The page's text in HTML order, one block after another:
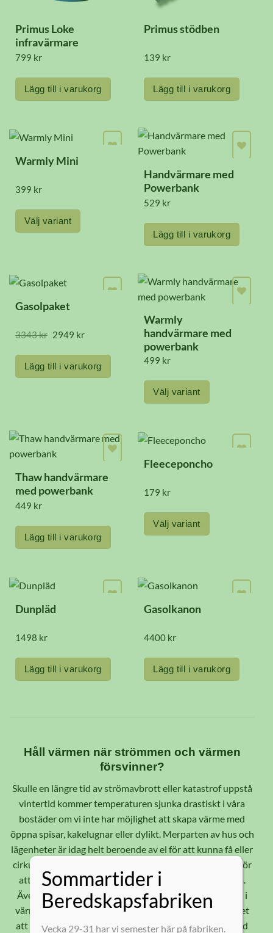
Primus Loke
infravärmare
799 kr
Lägg till i varukorg
Primus stödben
139 kr
Lägg till i varukorg
Warmly Mini
399 kr
Välj variant
produkten
flera
De
olika
alternativen
produktsidan
Handvärmare med
Powerbank
529 kr
Lägg till i varukorg
Gasolpaket
3343kr Det
priset
var:
3343 kr.
2949 krDet
priset
är:
2949 kr.
Lägg till i varukorg
Warmly
handvärmare med
powerbank
499 kr
Välj variant
produkten
har
De
olika
väljas
produktsidan
Thaw handvärmare
med powerbank
449 kr
Lägg till i varukorg
Fleeceponcho
179 kr
Välj variant
produkten
flera
olika
alternativen
produktsidan
Dunpläd
1498 kr
Lägg till i varukorg
Gasolkanon
4400 kr
Lägg till i varukorg
Håll värmen när strömmen och värmen
försvinner?
Skulle en längre tid av strömavbrott eller katastrof uppstå
vintertid kommer temperaturen sjunka drastiskt i våra
bostäder om vi inte har möjlighet att skapa värme med
öppna spisar, kakelugnar eller dylikt. Merparten av hus och
lägenheter är idag helt beroende av el för att kunna få eller
cirkulera värme. För fjärrvärme krävs eldrivna pumpar för
att pumpa ut värmen till bostäderna och lägenheterna.
Även om vi har välisolerade hus så kommer ett avbrott i
värmetillförseln att märkas snabbt. I detta läge krävs det
att man har rätt saker hemma och tänker på hur och vad
Sommartider i
Beredskapsfabriken
Vecka 29-31 har vi semester här på fabriken.